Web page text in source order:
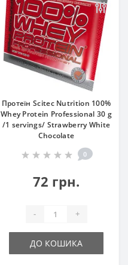
Протеїн Scitec Nutrition 100%
Whey Protein Professional 30 g
/1 servings/ Strawberry White
Chocolate
0
72 грн.
- +
ДО КОШИКА